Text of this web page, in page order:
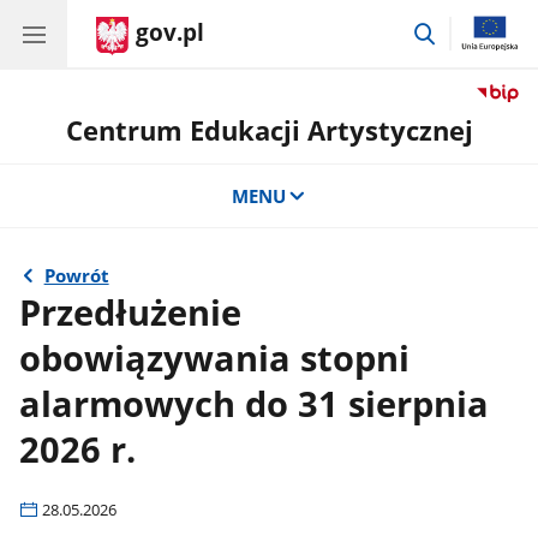
gov.pl
przejdź
Centrum Edukacji Artystycznej
MENU
Powrót
Przedłużenie
obowiązywania stopni
alarmowych do 31 sierpnia
2026 r.
28.05.2026